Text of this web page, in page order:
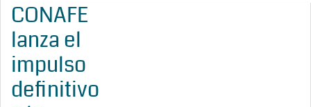
CONAFE
lanza el
impulso
definitivo